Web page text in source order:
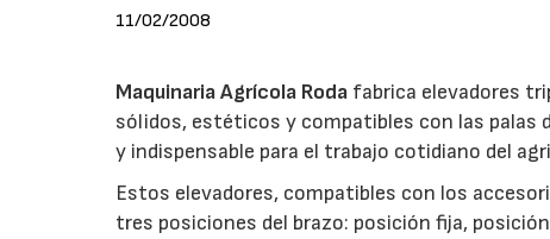
11/02/2008
Maquinaria Agrícola Roda fabrica elevadores
sólidos, estéticos y compatibles con las palas
y indispensable para el trabajo cotidiano del
Estos elevadores, compatibles con los
tres posiciones del brazo: posición fija,